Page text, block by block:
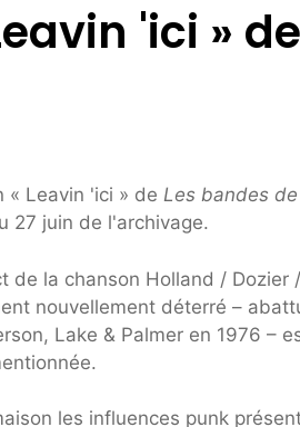
'ici »
Leavin 'ici » de Les bandes
27 juin de l'archivage.
la chanson Holland / Dozier
nouvellement déterré –
Lake & Palmer en 1976 –
les influences punk